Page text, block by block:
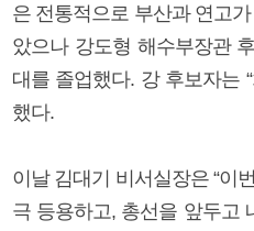
은 전통적으로 부산과 연고
았으나 강도형 해수부장관
대를 졸업했다. 강 후보자는
했다.
이날 김대기 비서실장은 “이
극 등용하고, 총선을 앞두고